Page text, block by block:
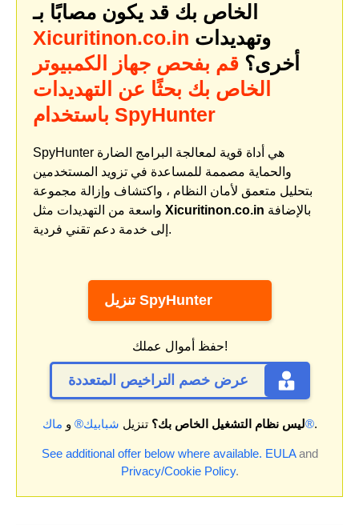
الخاص بك قد يكون مصابًا بـ
Xicuritinon.co.in
أخرى؟ قم بفحص جهاز الكمبيوتر
الخاص بك بحثًا عن التهديدات
باستخدام SpyHunter
SpyHunter هي أداة قوية لمعالجة البرامج الضارة
والحماية مصممة للمساعدة في تزويد المستخدمين
بتحليل متعمق لأمان النظام ، واكتشاف وإزالة مجموعة
Xicuritinon.co.in
إلى خدمة دعم تقني فردية.
تنزيل SpyHunter
حفظ أموال عملك!
عرض خصم التراخيص المتعددة
ليس نظام التشغيل الخاص بك؟ تنزيل شبابيك® و ماك®.
See additional offer below where available. EULAand
Privacy/Cookie Policy.